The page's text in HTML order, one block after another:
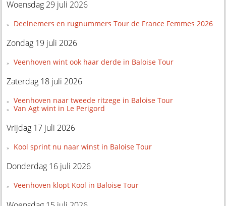
Woensdag 29 juli 2026
Deelnemers en rugnummers Tour de France Femmes 2026
Zondag 19 juli 2026
Veenhoven wint ook haar derde in Baloise Tour
Zaterdag 18 juli 2026
Veenhoven naar tweede ritzege in Baloise Tour
Van Agt wint in Le Perigord
Vrijdag 17 juli 2026
Kool sprint nu naar winst in Baloise Tour
Donderdag 16 juli 2026
Veenhoven klopt Kool in Baloise Tour